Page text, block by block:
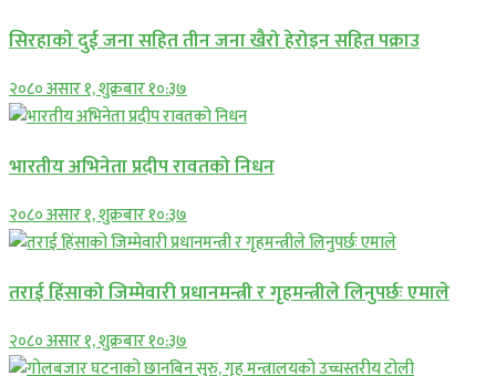
सिरहाकाे दुई जना सहित तीन जना खैरो हेरोइन सहित पक्राउ
२०८० असार १, शुक्रबार १०:३७
भारतीय अभिनेता प्रदीप रावतको निधन
२०८० असार १, शुक्रबार १०:३७
तराई हिंसाको जिम्मेवारी प्रधानमन्त्री र गृहमन्त्रीले लिनुपर्छः एमाले
२०८० असार १, शुक्रबार १०:३७